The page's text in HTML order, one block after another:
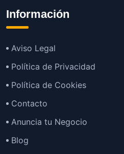
Información
Aviso Legal
Política de Privacidad
Política de Cookies
Contacto
Anuncia tu Negocio
Blog